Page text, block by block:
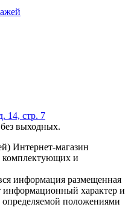
14, стр. 7
выходных.
Интернет-магазин
комплектующих и
информация размещенная
информационный характер и
определяемой положениями